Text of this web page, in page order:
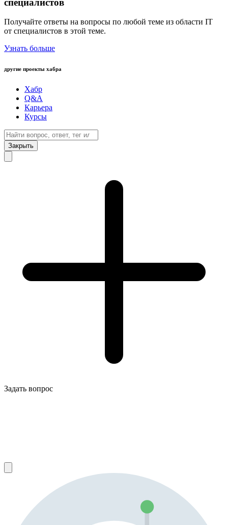
Получайте ответы на вопросы по любой теме из области IT
от специалистов в этой теме.
Узнать больше
другие проекты хабра
Хабр
Q&A
Карьера
Курсы
Закрыть
Задать вопрос